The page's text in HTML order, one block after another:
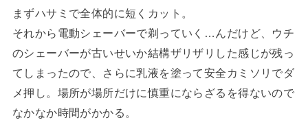
まずハサミで全体的に短くカット。
それから電動シェーバーで剃っていく…んだけど、ウチ
のシェーバーが古いせいか結構ザリザリした感じが残っ
てしまったので、さらに乳液を塗って安全カミソリでダ
メ押し。場所が場所だけに慎重にならざるを得ないので
なかなか時間がかかる。